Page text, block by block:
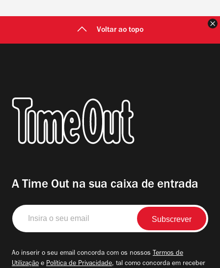
Voltar ao topo
A Time Out na sua caixa de entrada
Insira
o
seu
Ao inserir o seu email concorda com os nossos Termos de
Utilização e Política de Privacidade, tal como concorda em receber